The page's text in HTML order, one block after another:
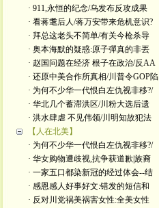
· 911,永恒的纪念/乌发布反攻成果
· 看蒋耄后人/蒋万安带来危机意识?
· 拜总这老头不简单/有关今枪杀导
· 奥本海默的疑惑:原子彈真的非丟
· 赵国问题在经济 根子在政治/反AA
· 还原中美合作所真相/川普令GOP陷
· 为何不少华一代恨白左仇视非移?/
· 华北几个蓄滞洪区/川粉大选后遗
· 洪水肆虐 不见伟领/川明知故犯法
【人在北美】
· 为何不少华一代恨白左仇视非移?/
· 华女购物遭歧视,抗争获道歉|族裔
· 一家五口都染新冠的经过体会--结
· 感恩感人好事好文:错发的短信和
· 反对川党祸美祸害女性:全美女性